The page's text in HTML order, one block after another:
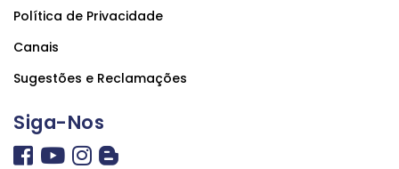
Política de Privacidade
Canais
Sugestões e Reclamações
Siga-Nos